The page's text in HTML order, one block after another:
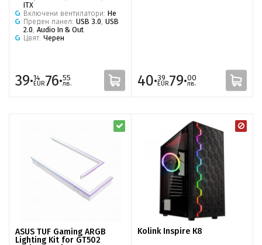
ITX
Включени вентилатори: Не
Преден панел: USB 3.0 USB
2.0 Audio In & Out
Цвят: Черен
39·14
EUR76·55
лв. 40·39
EUR79·00
лв.
ASUS TUF Gaming ARGB
Lighting Kit for GT502
Kolink Inspire К8